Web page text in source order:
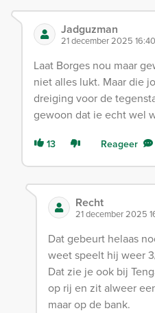
Jadguzman
21 december 2025 16:40
Laat Borges nou maar
niet alles lukt. Maar die
dreiging voor de
gewoon dat ie echt wel
13 Reageer
Recht
21 december 2025
Dat gebeurt helaas
weet speelt hij weer
Dat zie je ook bij
op rij en zit alweer
maar op de bank.